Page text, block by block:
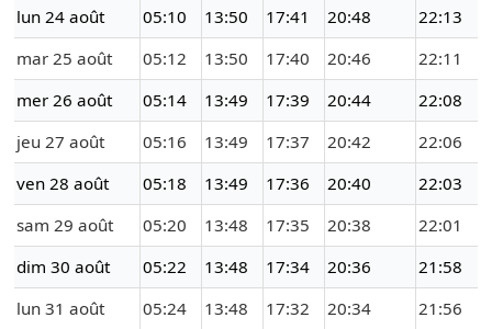
lun 24 août
05:10 13:50 17:41 20:48
22:13
mar 25 août
05:12 13:50 17:40 20:46
22:11
mer 26 août
05:14 13:49 17:39 20:44
22:08
jeu 27 août
05:16 13:49 17:37 20:42
22:06
ven 28 août
05:18 13:49 17:36 20:40
22:03
sam 29 août
05:20 13:48 17:35 20:38
22:01
dim 30 août
05:22 13:48 17:34 20:36
21:58
lun 31 août
05:24 13:48 17:32 20:34 21:56